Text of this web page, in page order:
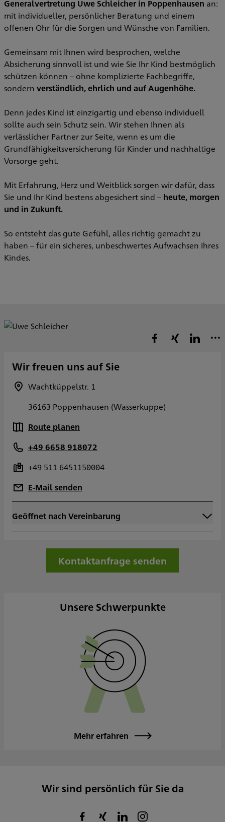
Generalvertretung Uwe Schleicher in Poppenhausen an:
mit individueller, persönlicher Beratung und einem
offenen Ohr für die Sorgen und Wünsche von Familien.
Gemeinsam mit Ihnen wird besprochen, welche
Absicherung sinnvoll ist und wie Sie Ihr Kind bestmöglich
schützen können – ohne komplizierte Fachbegriffe,
sondern verständlich, ehrlich und auf Augenhöhe.
Denn jedes Kind ist einzigartig und ebenso individuell
sollte auch sein Schutz sein. Wir stehen Ihnen als
verlässlicher Partner zur Seite, wenn es um die
Grundfähigkeitsversicherung für Kinder und nachhaltige
Vorsorge geht.
Mit Erfahrung, Herz und Weitblick sorgen wir dafür, dass
Sie und Ihr Kind bestens abgesichert sind – heute, morgen
und in Zukunft.
So entsteht das gute Gefühl, alles richtig gemacht zu
haben – für ein sicheres, unbeschwertes Aufwachsen Ihres
Kindes.
Wir freuen uns auf Sie
Wachtküppelstr. 1
36163 Poppenhausen (Wasserkuppe)
Route planen
+49 6658 918072
+49 511 6451150004
E-Mail senden
Geöffnet nach Vereinbarung
Montag
Sowie nach Vereinbarung
Kontaktanfrage senden
Unsere Schwerpunkte
Mehr erfahren
Wir sind persönlich für Sie da